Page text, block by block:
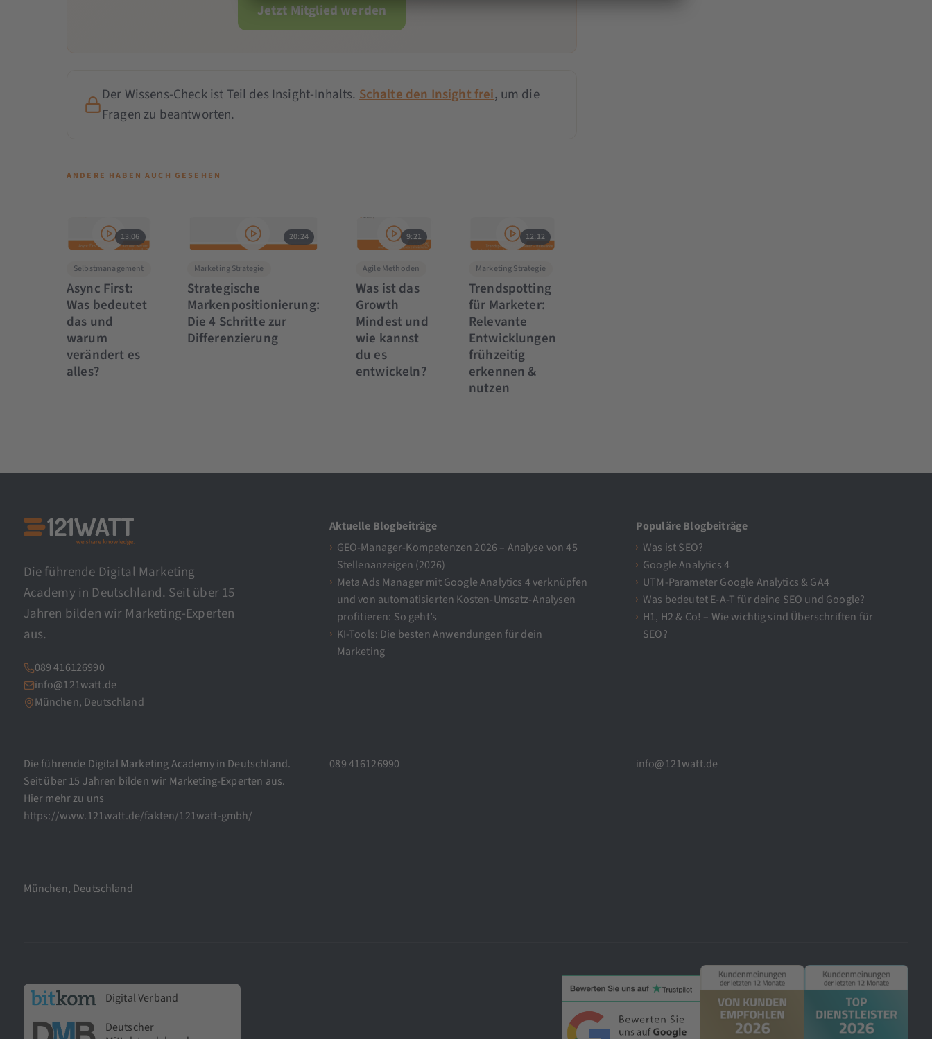
Jetzt Mitglied werden
Der Wissens-Check ist Teil des Insight-Inhalts. Schalte den Insight frei, um die
Fragen zu beantworten.
ANDERE HABEN AUCH GESEHEN
13:06
Selbstmanagement
Async First:
Was bedeutet
das und
warum
verändert es
alles?
20:24
Marketing Strategie
Strategische
Markenpositionierung:
Die 4 Schritte zur
Differenzierung
9:21
Agile Methoden
Was ist das
Growth
Mindest und
wie kannst
du es
entwickeln?
12:12
Marketing Strategie
Trendspotting
für Marketer:
Relevante
Entwicklungen
frühzeitig
erkennen &
nutzen
Die führende Digital Marketing
Academy in Deutschland. Seit über 15
Jahren bilden wir Marketing-Experten
aus.
089 416126990
info@121watt.de
München, Deutschland
Aktuelle Blogbeiträge
GEO-Manager-Kompetenzen 2026 – Analyse von 45
Stellenanzeigen (2026)
Meta Ads Manager mit Google Analytics 4 verknüpfen
und von automatisierten Kosten-Umsatz-Analysen
profitieren: So geht’s
KI-Tools: Die besten Anwendungen für dein
Marketing
Populäre Blogbeiträge
Was ist SEO?
Google Analytics 4
UTM-Parameter Google Analytics & GA4
Was bedeutet E-A-T für deine SEO und Google?
H1, H2 & Co! – Wie wichtig sind Überschriften für
SEO?
Die führende Digital Marketing Academy in Deutschland.
Seit über 15 Jahren bilden wir Marketing-Experten aus.
Hier mehr zu uns
https://www.121watt.de/fakten/121watt-gmbh/
089 416126990 info@121watt.de
München, Deutschland
Digital Verband
Deutscher